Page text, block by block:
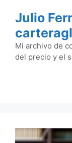
contenido
Julio
Mi archivo de
del precio y el